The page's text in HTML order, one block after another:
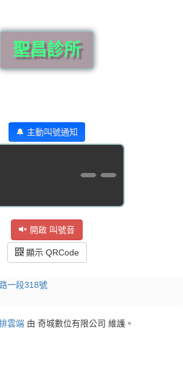
聖昌診所
🔔 主動叫號通知
--
開啟 叫號音
顯示 QRCode
一段318號
雲端由 奇城數位有限公司 維護。